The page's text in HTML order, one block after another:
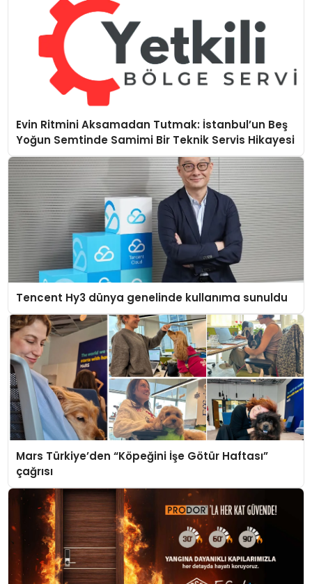
Evin Ritmini Aksamadan Tutmak: İstanbul’un Beş
Yoğun Semtinde Samimi Bir Teknik Servis Hikayesi
Tencent Hy3 dünya genelinde kullanıma sunuldu
Mars Türkiye’den “Köpeğini İşe Götür Haftası”
çağrısı